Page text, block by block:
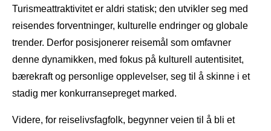
Turismeattraktivitet er aldri statisk; den utvikler seg med
reisendes forventninger, kulturelle endringer og globale
trender. Derfor posisjonerer reisemål som omfavner
denne dynamikken, med fokus på kulturell autentisitet,
bærekraft og personlige opplevelser, seg til å skinne i et
stadig mer konkurransepreget marked.
Videre, for reiselivsfagfolk, begynner veien til å bli et